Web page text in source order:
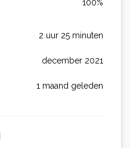
100%
2 uur 25 minuten
december 2021
1 maand geleden